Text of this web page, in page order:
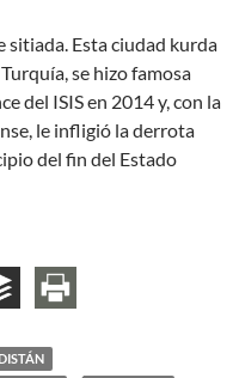
sitiada. Esta ciudad kurda
se hizo famosa
del ISIS en 2014 y, con la
le infligió la derrota
del fin del Estado
¿Paz impuesta frente a